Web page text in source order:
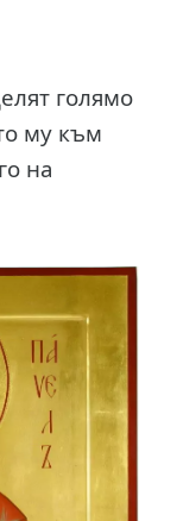
голямо
му към
на